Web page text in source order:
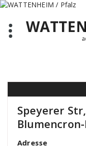
Zum
springen
Speyerer
Adresse